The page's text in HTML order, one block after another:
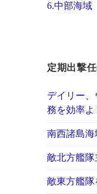
6.中部海域
定期出撃
デイリー
務を効率
南西諸島海
敵北方艦隊
敵東方艦隊